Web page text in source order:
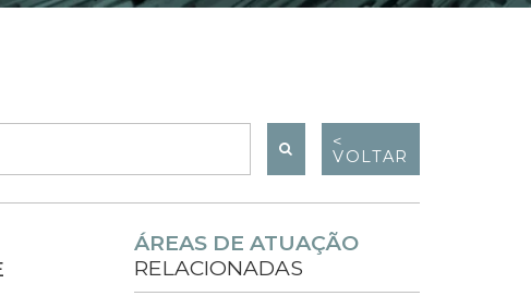
<
VOLTAR
ÁREAS DE ATUAÇÃO
RELACIONADAS